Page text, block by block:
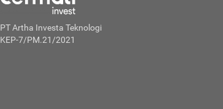
PT Artha Investa Teknologi
KEP-7/PM.21/2021